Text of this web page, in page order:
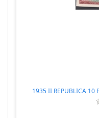
1935 II REPUBLICA 10